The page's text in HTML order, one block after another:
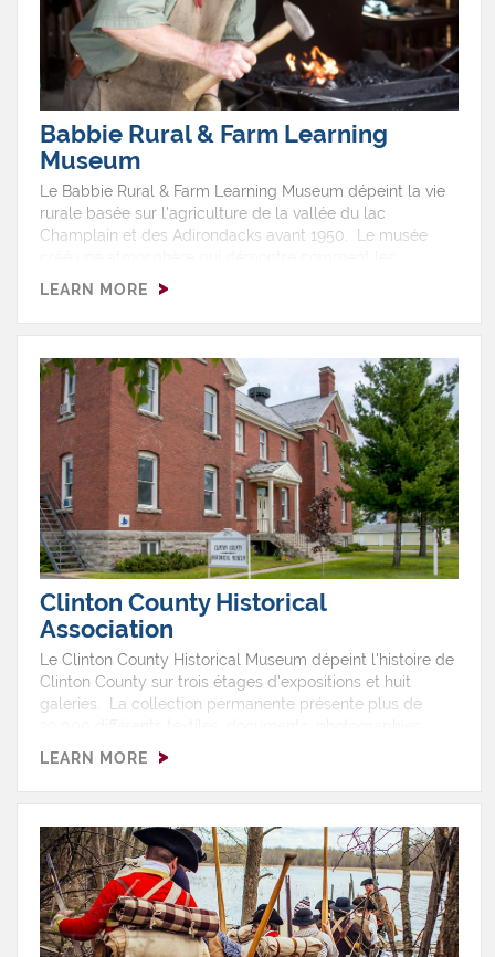
Babbie Rural & Farm Learning
Museum
Le Babbie Rural & Farm Learning Museum dépeint la vie
rurale basée sur l'agriculture de la vallée du lac
Champlain et des Adirondacks avant 1950. Le musée
familles vivaient sur les fermes du 19e et 20e siècle. On
fonctionnaient et l'on apprend comment on vivait sur les
est effectué avec la venue du tracteur ainsi que d'autres
outils modernes.
LEARN MORE
Clinton County Historical
Association
Le Clinton County Historical Museum dépeint l'histoire de
Clinton County sur trois étages d'expositions et huit
galeries. La collection permanente présente plus de
toiles et autres objets venus de la région. Pendant
temporaires.Plattsburgh Barracks Walking Tour?
LEARN MORE